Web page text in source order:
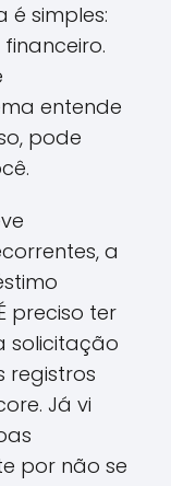
é simples:
entende
pode
a
preciso ter
solicitação
registros
Já vi
por não se